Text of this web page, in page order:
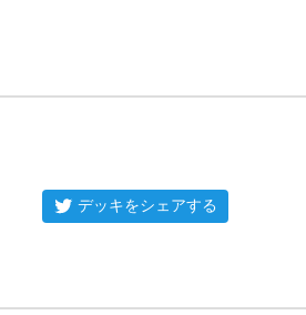
デッキをシェアする